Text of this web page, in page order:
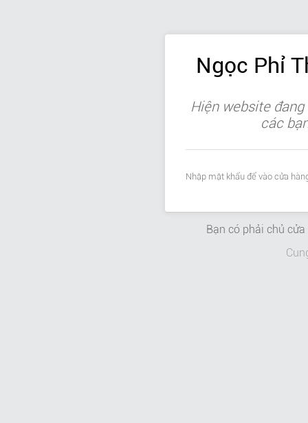
Ngọc Phỉ
Hiện website
các
Nhập mật khẩu để vào cửa
Bạn có phải chủ